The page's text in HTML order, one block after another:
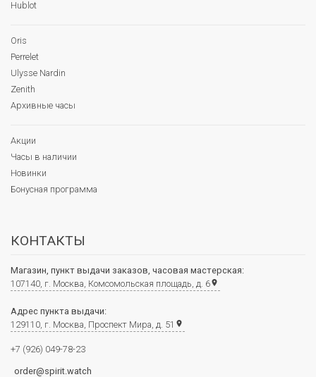
Hublot
Oris
Perrelet
Ulysse Nardin
Zenith
Архивные часы
Акции
Часы в наличии
Новинки
Бонусная программа
КОНТАКТЫ
Магазин, пункт выдачи заказов, часовая мастерская:
107140, г. Москва, Комсомольская площадь, д. 6place
Адрес пункта выдачи:
129110, г. Москва, Проспект Мира, д. 51 place
+7 (926) 049-78-23
order@spirit.watch